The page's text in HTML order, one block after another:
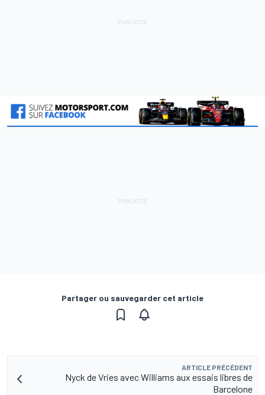
Partager ou sauvegarder cet article
ARTICLE PRÉCÉDENT
Nyck de Vries avec Williams aux essais libres de
Barcelone